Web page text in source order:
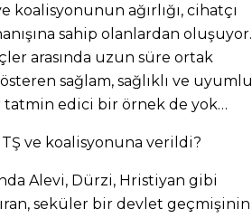
koalisyonunun ağırlığı, cihatçı
sahip olanlardan oluşuyor.
arasında uzun süre ortak
sağlam, sağlıklı ve uyumlu
edici bir örnek de yok…
ve koalisyonuna verildi?
Alevi, Dürzi, Hristiyan gibi
seküler bir devlet geçmişinin